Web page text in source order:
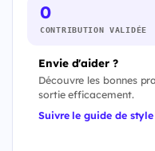
0
CONTRIBUTION VALIDÉE
Envie d'aider ?
Découvre les bonnes
sortie efficacement.
Suivre le guide de